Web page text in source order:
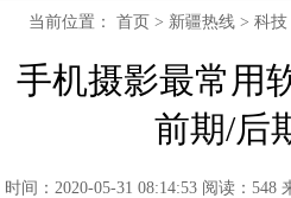
当前位置：首页 > 新疆热线 >科技
手机摄影最常用
前期/后
时间：2020-05-31 08:14:53 阅读：548